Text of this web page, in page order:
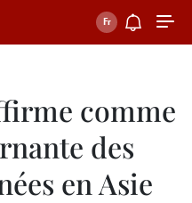
comme
des
en Asie